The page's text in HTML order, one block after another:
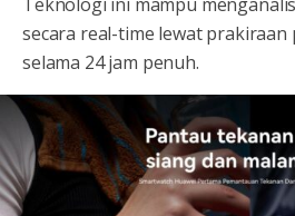
secara real-time lewat
selama 24 jam penuh.